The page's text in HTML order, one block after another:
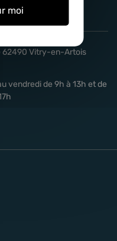
62490 Vitry-en-Artois
vendredi de 9h à 13h et de
moi